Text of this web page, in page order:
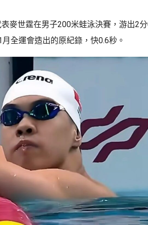
麥世霆在男子200米蛙泳決賽，游出2
全運會造出的原紀錄，快0.6秒。